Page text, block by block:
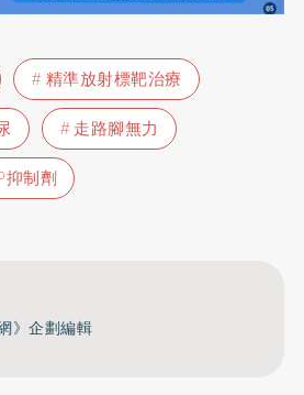
精準放射標靶治療
走路腳無力
抑制劑
》企劃編輯